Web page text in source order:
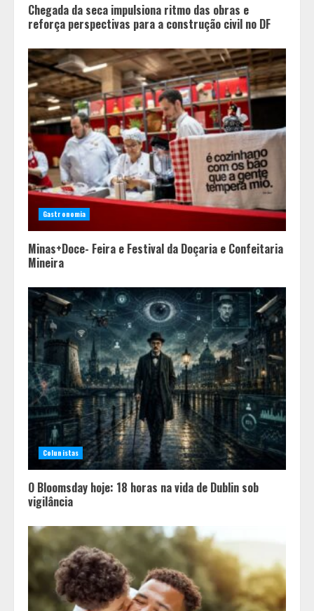
Chegada da seca impulsiona ritmo das obras e
reforça perspectivas para a construção civil no DF
Gastronomia
Minas+Doce- Feira e Festival da Doçaria e Confeitaria
Mineira
Colunistas
O Bloomsday hoje: 18 horas na vida de Dublin sob
vigilância